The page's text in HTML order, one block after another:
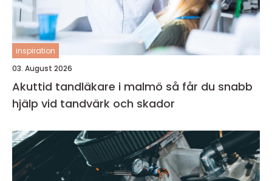
inspiration
03. August 2026
Akuttid tandläkare i malmö så får du snabb
hjälp vid tandvärk och skador